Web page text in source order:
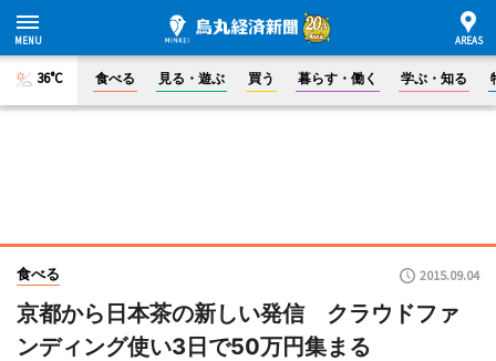
36°C 食べる 見る・遊ぶ 買う 暮らす・働く 学ぶ・知る
食べる 2015.09.04
京都から日本茶の新しい発信 クラウドファ
ンディング使い3日で50万円集まる